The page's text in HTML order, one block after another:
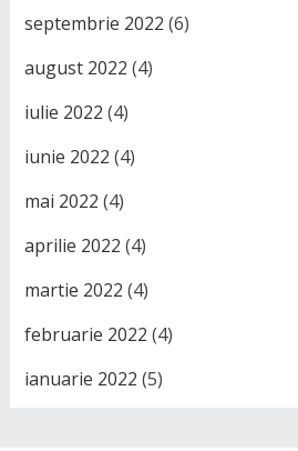
septembrie 2022 (6)
august 2022 (4)
iulie 2022 (4)
iunie 2022 (4)
mai 2022 (4)
aprilie 2022 (4)
martie 2022 (4)
februarie 2022 (4)
ianuarie 2022 (5)